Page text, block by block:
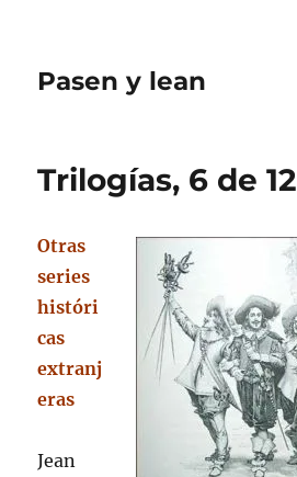
Pasen y lean
Trilogías, 6 de 12
Otras
series
históri
cas
extranj
eras
Jean